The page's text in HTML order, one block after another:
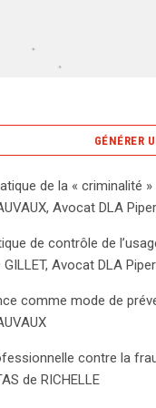
GÉNÉRER
un enjeu majeur qui
efficaces ont été
d’une politique
abus et protéger les
de prévention
mis en avant les
aux employés de
de la « criminalité »
Avocat DLA Piper
de contrôle de
Avocat DLA Piper
comme mode de
contre la
de RICHELLE